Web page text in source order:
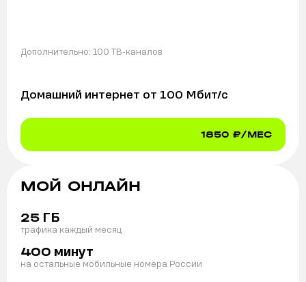
Дополнительно: 100 ТВ-каналов
Домашний интернет от 100 Мбит/с
1850 ₽/МЕС
МОЙ ОНЛАЙН
25 ГБ
трафика каждый месяц
400 минут
на остальные мобильные номера России